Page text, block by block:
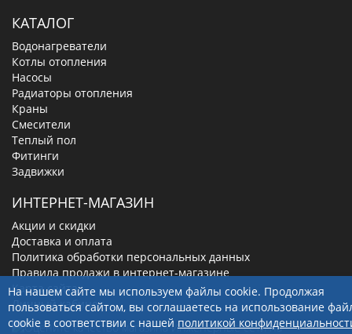
КАТАЛОГ
Водонагреватели
Котлы отопления
Насосы
Радиаторы отопления
Краны
Смесители
Теплый пол
Фитинги
Задвижки
ИНТЕРНЕТ-МАГАЗИН
Акции и скидки
Доставка и оплата
Политика обработки персональных данных
Правила продажи в интернет-магазине
Карта сайта
Личный кабинет
На нашем сайте мы используем файлы cookie. Продолжая
пользоваться сайтом, вы соглашаетесь на использование
cookie в соответствии с нашей политикой